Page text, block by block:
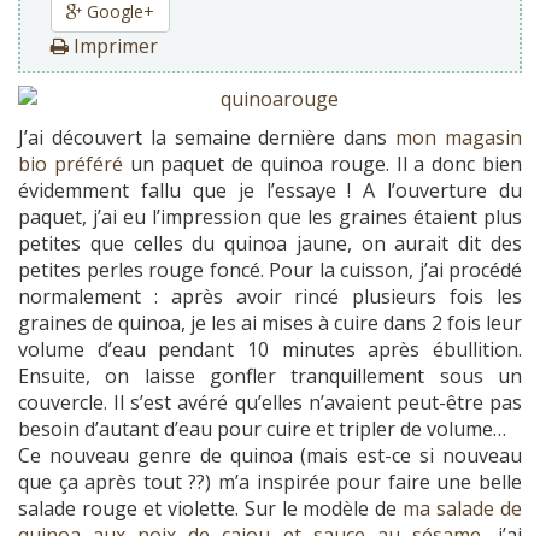
Google+
Imprimer
J’ai découvert la semaine dernière dans mon magasin
bio préféré un paquet de quinoa rouge. Il a donc bien
évidemment fallu que je l’essaye ! A l’ouverture du
paquet, j’ai eu l’impression que les graines étaient plus
petites que celles du quinoa jaune, on aurait dit des
petites perles rouge foncé. Pour la cuisson, j’ai procédé
normalement : après avoir rincé plusieurs fois les
graines de quinoa, je les ai mises à cuire dans 2 fois leur
volume d’eau pendant 10 minutes après ébullition.
Ensuite, on laisse gonfler tranquillement sous un
couvercle. Il s’est avéré qu’elles n’avaient peut-être pas
besoin d’autant d’eau pour cuire et tripler de volume…
Ce nouveau genre de quinoa (mais est-ce si nouveau
que ça après tout ??) m’a inspirée pour faire une belle
salade rouge et violette. Sur le modèle de ma salade de